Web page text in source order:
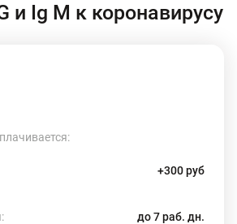
и Ig M к коронавирусу
+300 руб
до 7 раб. дн.